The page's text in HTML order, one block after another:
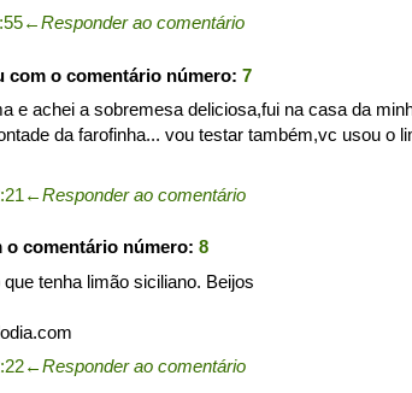
←Responder ao comentário
com o comentário número: 7
e achei a sobremesa deliciosa,fui na casa da
da farofinha... vou testar também,vc usou o
←Responder ao comentário
comentário número: 8
tenha limão siciliano. Beijos
←Responder ao comentário